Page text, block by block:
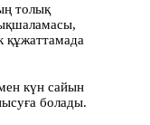
толық
құжаттамада
күн сайын
болады.